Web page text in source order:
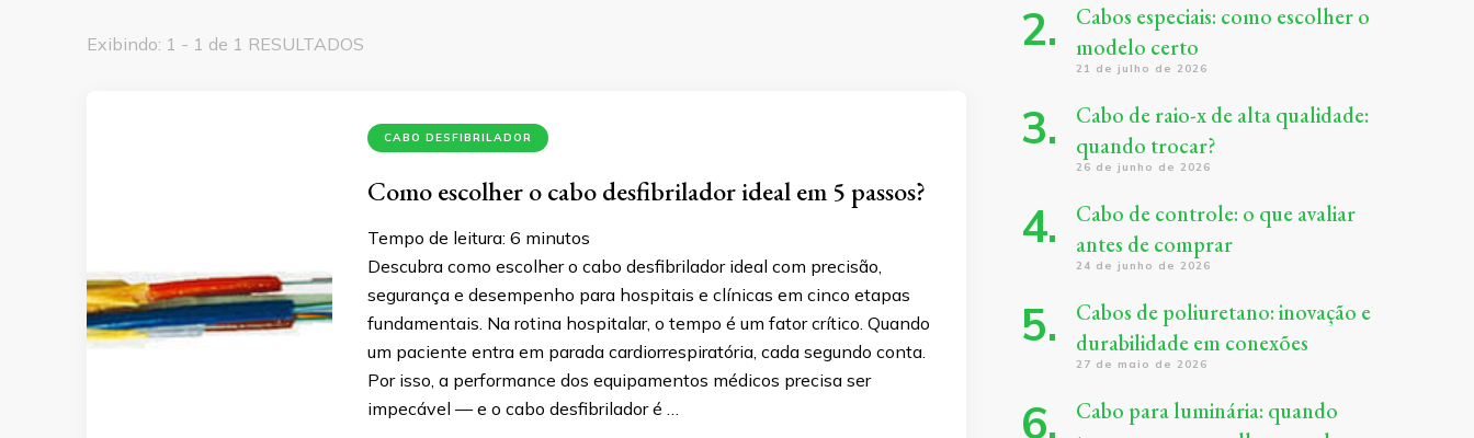
Exibindo: 1 - 1 de 1 RESULTADOS
CABO DESFIBRILADOR
Como escolher o cabo desfibrilador ideal em 5 passos?
Tempo de leitura: 6 minutos
Descubra como escolher o cabo desfibrilador ideal com precisão,
segurança e desempenho para hospitais e clínicas em cinco etapas
fundamentais. Na rotina hospitalar, o tempo é um fator crítico. Quando
um paciente entra em parada cardiorrespiratória, cada segundo conta.
Por isso, a performance dos equipamentos médicos precisa ser
impecável — e o cabo desfibrilador é …
Cabos especiais: como escolher o
modelo certo
21 de julho de 2026
Cabo de raio-x de alta qualidade:
quando trocar?
26 de junho de 2026
Cabo de controle: o que avaliar
antes de comprar
24 de junho de 2026
Cabos de poliuretano: inovação e
durabilidade em conexões
27 de maio de 2026
Cabo para luminária: quando